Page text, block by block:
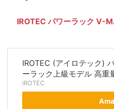
IROTEC パワーラック V-
IROTEC (アイロテック)
ーラック上級モデル 高重
iROTEC